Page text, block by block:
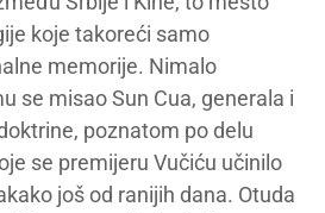
koje takoreći samo
memorije. Nimalo
se misao Sun Cua, generala i
poznatom po delu
se premijeru Vučiću učinilo
još od ranijih dana. Otuda